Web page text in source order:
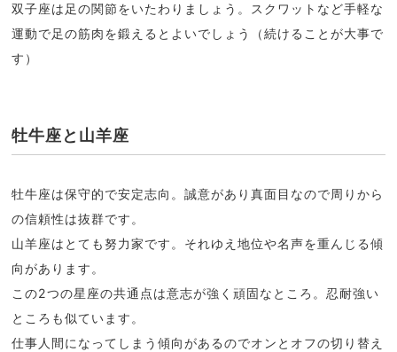
双子座は足の関節をいたわりましょう。スクワットなど手軽な
運動で足の筋肉を鍛えるとよいでしょう（続けることが大事で
す）
牡牛座と山羊座
牡牛座は保守的で安定志向。誠意があり真面目なので周りから
の信頼性は抜群です。
山羊座はとても努力家です。それゆえ地位や名声を重んじる傾
向があります。
この2つの星座の共通点は意志が強く頑固なところ。忍耐強い
ところも似ています。
仕事人間になってしまう傾向があるのでオンとオフの切り替え